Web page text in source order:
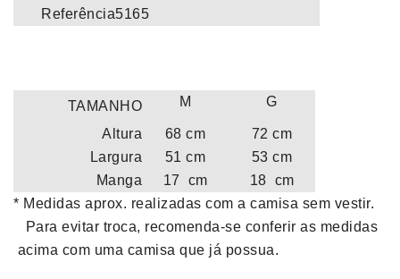
Referência5165
TAMANHO M G
Altura 68 cm
72 cm
Largura
51 cm
53 cm
Manga
17 cm
18 cm
* Medidas aprox. realizadas com a camisa sem vestir.
Para evitar troca, recomenda-se conferir as medidas
acima com uma camisa que já possua.